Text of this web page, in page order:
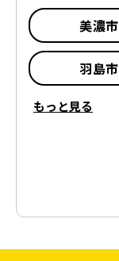
美濃市
羽島市
美濃加茂
もっと見る